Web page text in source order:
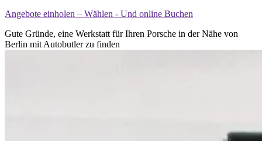
Angebote einholen – Wählen - Und online Buchen
Gute Gründe, eine Werkstatt für Ihren Porsche in der Nähe von
Berlin mit Autobutler zu finden